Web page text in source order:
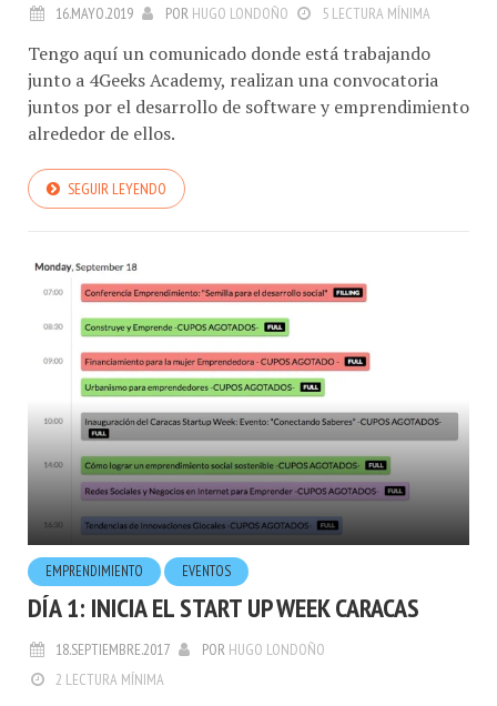
16.MAYO.2019 POR HUGO LONDOÑO 5 LECTURA MÍNIMA
Tengo aquí un comunicado donde está trabajando
junto a 4Geeks Academy, realizan una convocatoria
juntos por el desarrollo de software y emprendimiento
alrededor de ellos.
SEGUIR LEYENDO
EMPRENDIMIENTO EVENTOS
DÍA 1: INICIA EL START UP WEEK CARACAS
18.SEPTIEMBRE.2017 POR HUGO LONDOÑO
2 LECTURA MÍNIMA